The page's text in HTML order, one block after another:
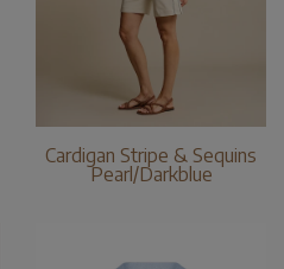
Cardigan Stripe & Sequins
Pearl/Darkblue